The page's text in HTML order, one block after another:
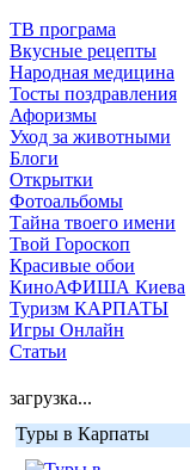
ТВ програма
Вкусные рецепты
Народная медицина
Тосты поздравления
Афоризмы
Уход за животными
Блоги
Открытки
Фотоальбомы
Тайна твоего имени
Твой Гороскоп
Красивые обои
КиноАФИША Киева
Туризм КАРПАТЫ
Игры Онлайн
Статьи
загрузка...
Туры в Карпаты